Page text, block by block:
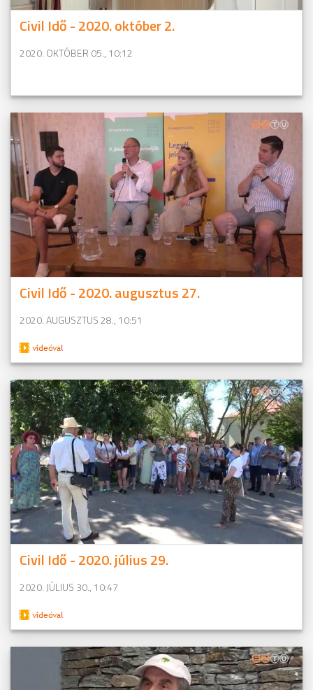
Civil Idő - 2020. október 2.
2020. OKTÓBER 05., 10:12
Civil Idő - 2020. augusztus 27.
2020. AUGUSZTUS 28., 10:51
Civil Idő - 2020. július 29.
2020. JÚLIUS 30., 10:47